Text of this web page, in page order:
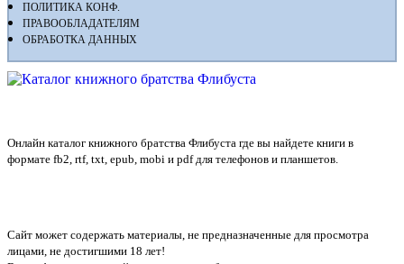
ПОЛИТИКА КОНФ.
ПРАВООБЛАДАТЕЛЯМ
ОБРАБОТКА ДАННЫХ
Онлайн каталог книжного братства Флибуста где вы найдете книги в
формате fb2, rtf, txt, epub, mobi и pdf для телефонов и планшетов.
Сайт может содержать материалы, не предназначенные для просмотра
лицами, не достигшими 18 лет!